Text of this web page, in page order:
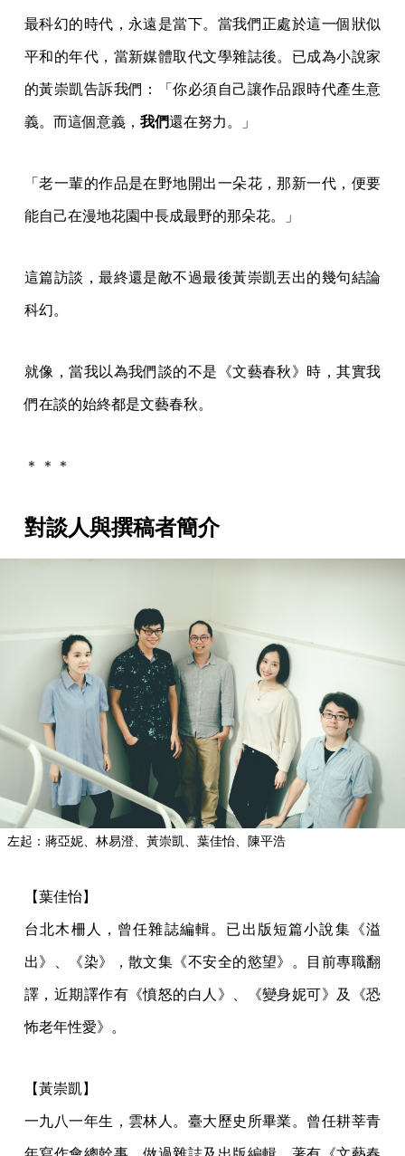
最科幻的時代，永遠是當下。當我們正處於這一個狀似
平和的年代，當新媒體取代文學雜誌後。已成為小說家
的黃崇凱告訴我們：「你必須自己讓作品跟時代產生意
義。而這個意義， 我們還在努力。」
「老一輩的作品是在野地開出一朵花，那新一代，便要
能自己在漫地花園中長成最野的那朵花。」
這篇訪談，最終還是敵不過最後黃崇凱丟出的幾句結論
科幻。
就像，當我以為我們談的不是《文藝春秋》時，其實我
們在談的始終都是文藝春秋。
＊＊＊
對談人與撰稿者簡介
左起：蔣亞妮、林易澄、黃崇凱、葉佳怡、陳平浩
【葉佳怡】
台北木柵人，曾任雜誌編輯。已出版短篇小說集《溢
出》、《染》，散文集《不安全的慾望》。目前專職翻
譯，近期譯作有《憤怒的白人》、《變身妮可》及《恐
怖老年性愛》。
【黃崇凱】
一九八一年生，雲林人。臺大歷史所畢業。曾任耕莘青